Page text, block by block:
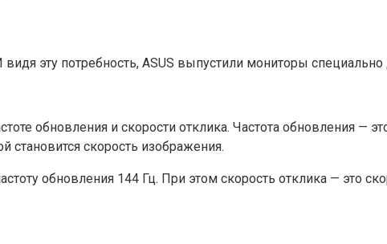
эту потребность, ASUS выпустили мониторы
обновления и скорости отклика. Частота обновления —
скорость изображения.
обновления 144 Гц. При этом скорость отклика — это